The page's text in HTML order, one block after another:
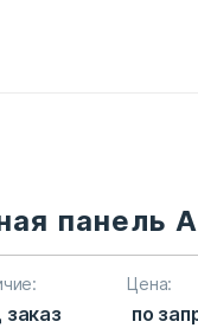
панель
Цена:
по